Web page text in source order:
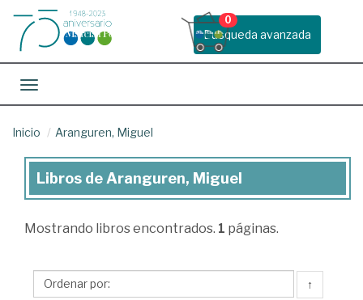
Busqueda avanzada
0
Toggle navigation
Inicio Aranguren, Miguel
Libros
Aranguren,
Libros de Aranguren, Miguel
Mostrando libros encontrados. 1 páginas.
↑